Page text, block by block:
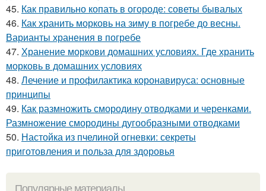
45. Как правильно копать в огороде: советы бывалых
46. Как хранить морковь на зиму в погребе до весны.
Варианты хранения в погребе
47. Хранение моркови домашних условиях. Где хранить
морковь в домашних условиях
48. Лечение и профилактика коронавируса: основные
принципы
49. Как размножить смородину отводками и черенками.
Размножение смородины дугообразными отводками
50. Настойка из пчелиной огневки: секреты
приготовления и польза для здоровья